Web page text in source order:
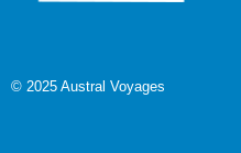
© 2025 Austral Voyages